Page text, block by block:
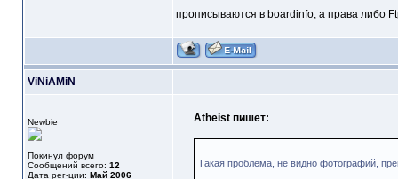
прописываются в boardinfo, а права либо
ViNiAMiN
Newbie
Покинул форум
Сообщений всего: 12
Дата рег-ции: Май 2006
Atheist пишет:
Такая проблема, не видно фотографий,